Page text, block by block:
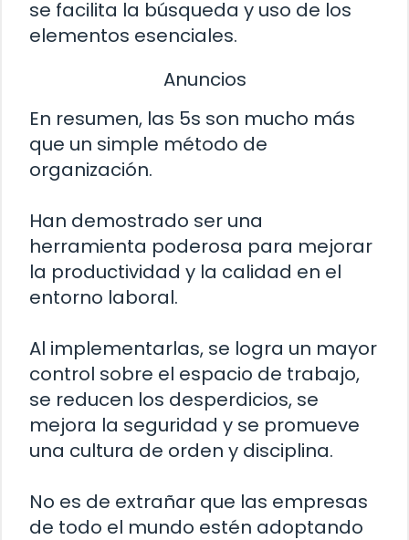
se facilita la búsqueda y uso de los
elementos esenciales.
Anuncios
En resumen, las 5s son mucho más
que un simple método de
organización.
Han demostrado ser una
herramienta poderosa para mejorar
la productividad y la calidad en el
entorno laboral.
Al implementarlas, se logra un mayor
control sobre el espacio de trabajo,
se reducen los desperdicios, se
mejora la seguridad y se promueve
una cultura de orden y disciplina.
No es de extrañar que las empresas
de todo el mundo estén adoptando